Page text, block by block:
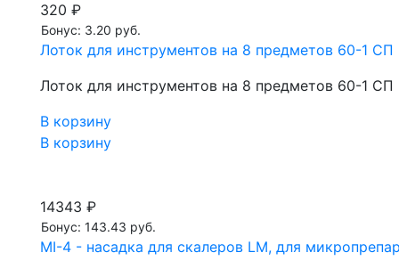
320 ₽
Бонус: 3.20 руб.
Лоток для инструментов на 8 предметов 60-1 СП
Лоток для инструментов на 8 предметов 60-1 СП
В корзину
В корзину
14343 ₽
Бонус: 143.43 руб.
MI-4 - насадка для скалеров LM, для